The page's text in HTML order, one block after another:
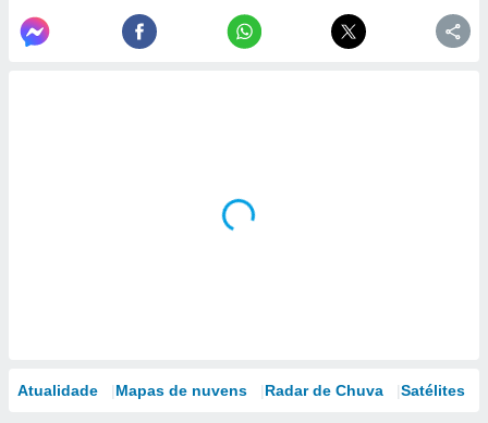
Atualidade Mapas de nuvens Radar de Chuva Satélites